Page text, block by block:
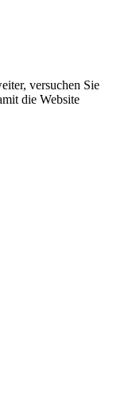
versuchen Sie
die Website